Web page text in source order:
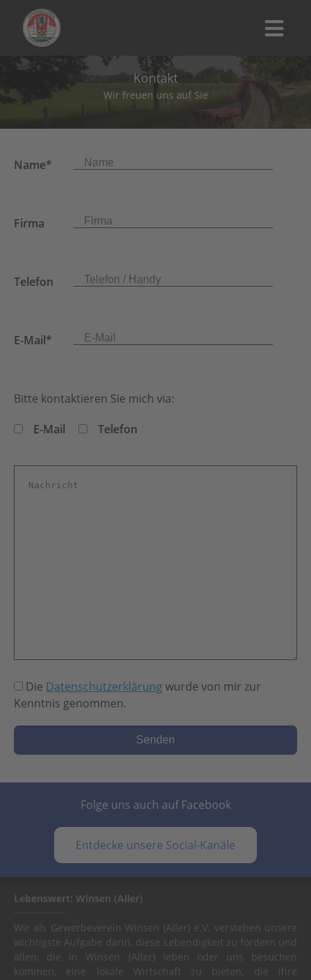
Kontakt
Wir freuen uns auf Sie
Name*
Firma
Telefon
E-Mail*
Bitte kontaktieren Sie mich via:
E-Mail
Telefon
Die Datenschutzerklärungwurde von mir zur
Kenntnis genommen.
Folge uns auch auf Facebook
Entdecke unsere Social-Kanäle
Lebenswert: Winsen (Aller)
Wir als Gewerbeverein Winsen (Aller) e.V. verstehen unsere
wichtigste Aufgabe darin, diese Lebendigkeit zu fördern und
allen, die in Winsen (Aller) leben oder uns besuchen
kommen, eine lokale Wirtschaft zu bieten, die ihre